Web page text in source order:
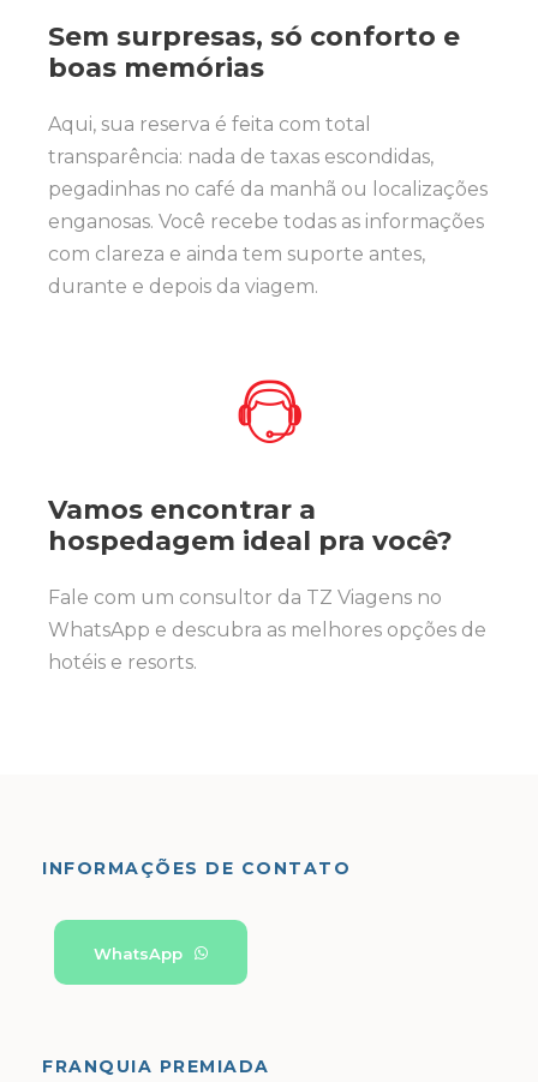
Sem surpresas, só conforto e
boas memórias
Aqui, sua reserva é feita com total
transparência: nada de taxas escondidas,
pegadinhas no café da manhã ou localizações
enganosas. Você recebe todas as informações
com clareza e ainda tem suporte antes,
durante e depois da viagem.
Vamos encontrar a
hospedagem ideal pra você?
Fale com um consultor da TZ Viagens no
WhatsApp e descubra as melhores opções de
hotéis e resorts.
INFORMAÇÕES DE CONTATO
WhatsApp
FRANQUIA PREMIADA